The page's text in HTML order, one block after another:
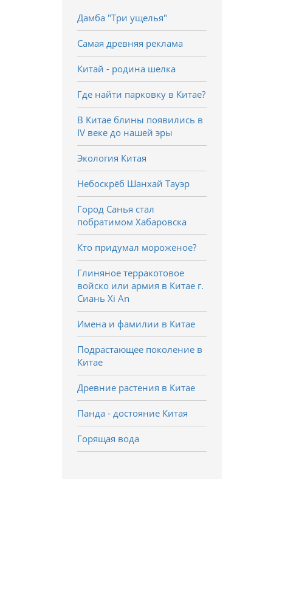
Дамба "Три ущелья"
Самая древняя реклама
Китай - родина шелка
Где найти парковку в Китае?
В Китае блины появились в
IV веке до нашей эры
Экология Китая
Небоскрёб Шанхай Тауэр
Город Санья стал
побратимом Хабаровска
Кто придумал мороженое?
Глиняное терракотовое
войско или армия в Китае г.
Сиань Xi An
Имена и фамилии в Китае
Подрастающее поколение в
Китае
Древние растения в Китае
Панда - достояние Китая
Горящая вода